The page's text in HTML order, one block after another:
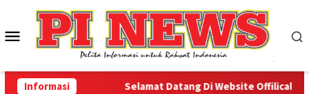
konten
Menu
Mobile
Informasi Selamat Datang Di Website Offilical PI-